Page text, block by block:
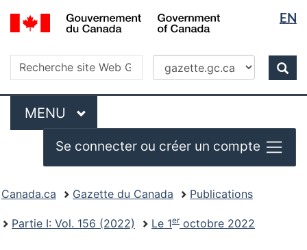
Skip
to
content
Passer
à
version
HTML
simplifiée
la
langue
EN
Canada
Recherche
Recherche
dans
site
Web
Menu
MENU PRINCIPAL
Se connecter ou créer un compte
�tes
ici
Canada.ca Gazette du Canada Publications
Partie I: Vol. 156 (2022) Le 1eroctobre 2022